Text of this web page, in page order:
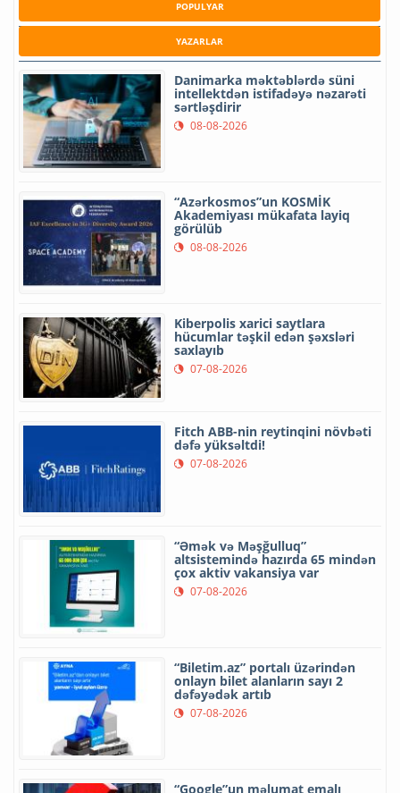
POPULYAR
YAZARLAR
Danimarka məktəblərdə süni
intellektdən istifadəyə nəzarəti
sərtləşdirir
08-08-2026
“Azərkosmos”un KOSMİK
Akademiyası mükafata layiq
görülüb
08-08-2026
Kiberpolis xarici saytlara
hücumlar təşkil edən şəxsləri
saxlayıb
07-08-2026
Fitch ABB-nin reytinqini növbəti
dəfə yüksəltdi!
07-08-2026
“Əmək və Məşğulluq”
altsistemində hazırda 65 mindən
çox aktiv vakansiya var
07-08-2026
“Biletim.az” portalı üzərindən
onlayn bilet alanların sayı 2
dəfəyədək artıb
07-08-2026
“Google”un məlumat emalı